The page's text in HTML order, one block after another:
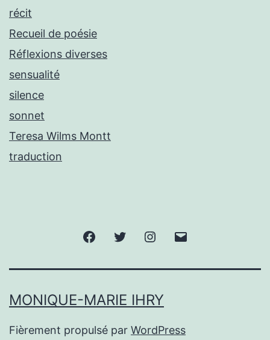
récit
Recueil de poésie
Réflexions diverses
sensualité
silence
sonnet
Teresa Wilms Montt
traduction
FacebookTwitter Instagram
MONIQUE-MARIE IHRY
Fièrement propulsé par WordPress